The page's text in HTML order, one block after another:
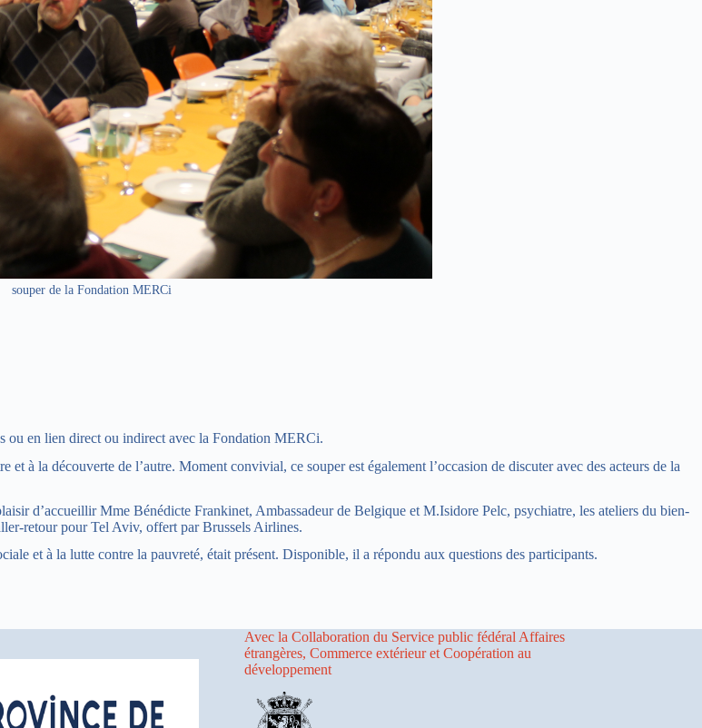
souper de la Fondation MERCi
ou en lien direct ou indirect avec la Fondation MERCi.
à la découverte de l’autre. Moment convivial, ce souper est également l’occasion de discuter avec des acteurs de la
d’accueillir Mme Bénédicte Frankinet, Ambassadeur de Belgique et M.Isidore Pelc, psychiatre, les ateliers du bien-
retour pour Tel Aviv, offert par Brussels Airlines.
et à la lutte contre la pauvreté, était présent. Disponible, il a répondu aux questions des participants.
Avec la Collaboration du Service public fédéral Affaires
étrangères, Commerce extérieur et Coopération au
développement